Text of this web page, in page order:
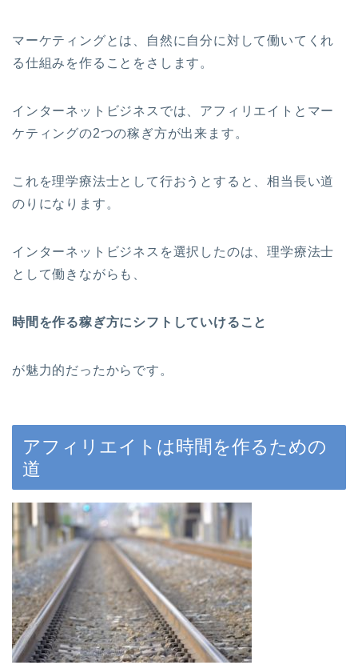
マーケティングとは、自然に自分に対して働いてくれ
る仕組みを作ることをさします。
インターネットビジネスでは、アフィリエイトとマー
ケティングの2つの稼ぎ方が出来ます。
これを理学療法士として行おうとすると、相当長い道
のりになります。
インターネットビジネスを選択したのは、理学療法士
として働きながらも、
時間を作る稼ぎ方にシフトしていけること
が魅力的だったからです。
アフィリエイトは時間を作るための
道